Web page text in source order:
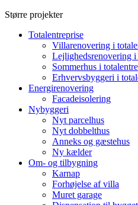
Større projekter
Totalentreprise
Villarenovering i
Lejlighedsrenovering
Sommerhus i
Erhvervsbyggeri i
Energirenovering
Facadeisolering
Nybyggeri
Nyt parcelhus
Nyt dobbelthus
Anneks og gæstehus
Ny kælder
Om- og tilbygning
Karnap
Forhøjelse af villa
Muret garage